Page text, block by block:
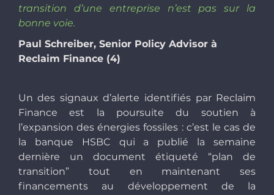
transition d’une entreprise n’est pas sur la
bonne voie.
Paul Schreiber, Senior Policy Advisor à
Reclaim Finance (4)
Un des signaux d’alerte identifiés par Reclaim
Finance est la poursuite du soutien à
l’expansion des énergies fossiles : c’est le cas de
la banque HSBC qui a publié la semaine
dernière un document étiqueté “plan de
transition” tout en maintenant ses
financements au développement de la